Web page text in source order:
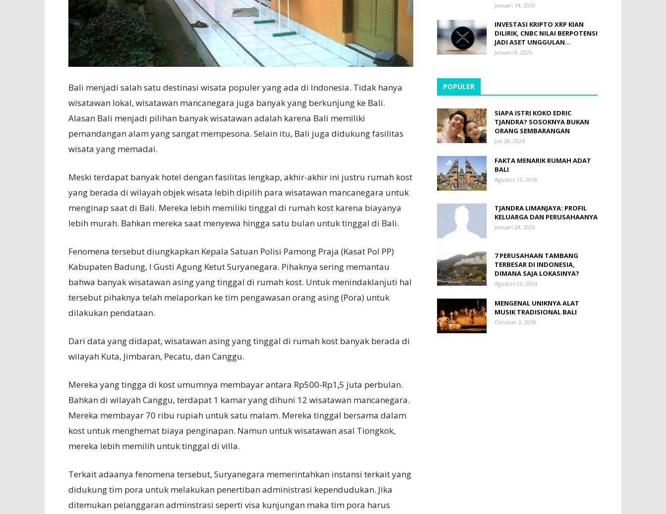
Bali menjadi salah satu destinasi wisata populer yang ada di Indonesia. Tidak hanya
wisatawan lokal, wisatawan mancanegara juga banyak yang berkunjung ke Bali.
Alasan Bali menjadi pilihan banyak wisatawan adalah karena Bali memiliki
pemandangan alam yang sangat mempesona. Selain itu, Bali juga didukung fasilitas
wisata yang memadai.
Meski terdapat banyak hotel dengan fasilitas lengkap, akhir-akhir ini justru rumah kost
yang berada di wilayah objek wisata lebih dipilih para wisatawan mancanegara untuk
menginap saat di Bali. Mereka lebih memiliki tinggal di rumah kost karena biayanya
lebih murah. Bahkan mereka saat menyewa hingga satu bulan untuk tinggal di Bali.
Fenomena tersebut diungkapkan Kepala Satuan Polisi Pamong Praja (Kasat Pol PP)
Kabupaten Badung, I Gusti Agung Ketut Suryanegara. Pihaknya sering memantau
bahwa banyak wisatawan asing yang tinggal di rumah kost. Untuk menindaklanjuti hal
tersebut pihaknya telah melaporkan ke tim pengawasan orang asing (Pora) untuk
dilakukan pendataan.
Dari data yang didapat, wisatawan asing yang tinggal di rumah kost banyak berada di
wilayah Kuta, Jimbaran, Pecatu, dan Canggu.
Mereka yang tingga di kost umumnya membayar antara Rp500-Rp1,5 juta perbulan.
Bahkan di wilayah Canggu, terdapat 1 kamar yang dihuni 12 wisatawan mancanegara.
Mereka membayar 70 ribu rupiah untuk satu malam. Mereka tinggal bersama dalam
kost untuk menghemat biaya penginapan. Namun untuk wisatawan asal Tiongkok,
mereka lebih memilih untuk tinggal di villa.
Terkait adaanya fenomena tersebut, Suryanegara memerintahkan instansi terkait yang
didukung tim pora untuk melakukan penertiban administrasi kependudukan. Jika
ditemukan pelanggaran adminstrasi seperti visa kunjungan maka tim pora harus
Januari 14, 2026
INVESTASI KRIPTO XRP KIAN
DILIRIK, CNBC NILAI BERPOTENSI
JADI ASET UNGGULAN...
Januari 8, 2026
POPULER
SIAPA ISTRI KOKO EDRIC
TJANDRA? SOSOKNYA BUKAN
ORANG SEMBARANGAN
Juli 28, 2024
FAKTA MENARIK RUMAH ADAT
BALI
Agustus 15, 2018
TJANDRA LIMANJAYA: PROFIL
KELUARGA DAN PERUSAHAANYA
Januari 24, 2026
7 PERUSAHAAN TAMBANG
TERBESAR DI INDONESIA,
DIMANA SAJA LOKASINYA?
Agustus 26, 2024
MENGENAL UNIKNYA ALAT
MUSIK TRADISIONAL BALI
Oktober 3, 2018